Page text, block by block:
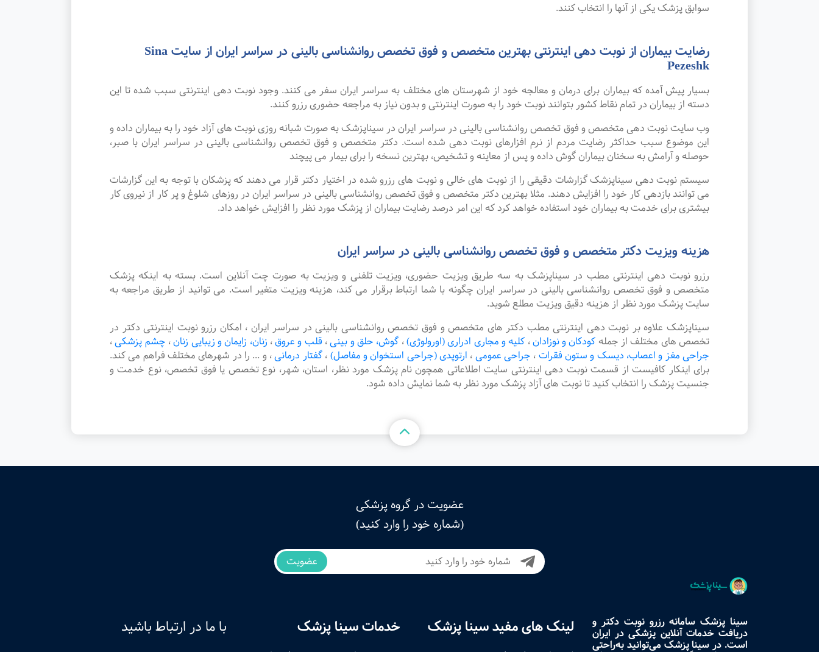
سوابق پزشک یکی از آنها را انتخاب کنند.
رضایت بیماران از نوبت دهی اینترنتی بهترین متخصص و فوق تخصص روانشناسی بالینی در سراسر ایران از سایت Sina
Pezeshk
بسیار پیش آمده که بیماران برای درمان و معالجه خود از شهرستان های مختلف به سراسر ایران سفر می کنند. وجود نوبت دهی اینترنتی سبب شده تا این
دسته از بیماران در تمام نقاط کشور بتوانند نوبت خود را به صورت اینترنتی و بدون نیاز به مراجعه حضوری رزرو کنند.
وب سایت نوبت دهی متخصص و فوق تخصص روانشناسی بالینی در سراسر ایران در سیناپزشک به صورت شبانه روزی نوبت های آزاد خود را به بیماران داده و
این موضوع سبب حداکثر رضایت مردم از نرم افزارهای نوبت دهی شده است. دکتر متخصص و فوق تخصص روانشناسی بالینی در سراسر ایران با صبر،
حوصله و آرامش به سخنان بیماران گوش داده و پس از معاینه و تشخیص، بهترین نسخه را برای بیمار می پیچند
سیستم نوبت دهی سیناپزشک گزارشات دقیقی را از نوبت های خالی و نوبت های رزرو شده در اختیار دکتر قرار می دهند که پزشکان با توجه به این گزارشات
می توانند بازدهی کار خود را افزایش دهند. مثلا بهترین دکتر متخصص و فوق تخصص روانشناسی بالینی در سراسر ایران در روزهای شلوغ و پر کار از نیروی کار
بیشتری برای خدمت به بیماران خود استفاده خواهد کرد که این امر درصد رضایت بیماران از پزشک مورد نظر را افزایش خواهد داد.
هزینه ویزیت دکتر متخصص و فوق تخصص روانشناسی بالینی در سراسر ایران
رزرو نوبت دهی اینترنتی مطب در سیناپزشک به سه طریق ویزیت حضوری، ویزیت تلفنی و ویزیت به صورت چت آنلاین است. بسته به اینکه پزشک
متخصص و فوق تخصص روانشناسی بالینی در سراسر ایران چگونه با شما ارتباط برقرار می کند، هزینه ویزیت متغیر است. می توانید از طریق مراجعه به
سایت پزشک مورد نظر از هزینه دقیق ویزیت مطلع شوید.
سیناپزشک علاوه بر نوبت دهی اینترنتی مطب دکتر های متخصص و فوق تخصص روانشناسی بالینی در سراسر ایران ، امکان رزرو نوبت اینترنتی دکتر در
تخصص های مختلف از جمله کودکان و نوزادان، کلیه و مجاری ادراری (اورولوژی)، گوش، حلق و بینی، قلب و عروق، زنان، زایمان و زیبایی زنان، چشم پزشکی،
جراحی مغز و اعصاب، دیسک و ستون فقرات ، جراحی عمومی ، ارتوپدی (جراحی استخوان و مفاصل) ،گفتار درمانی، و ... را در شهرهای مختلف فراهم می کند.
برای اینکار کافیست از قسمت نوبت دهی اینترنتی سایت اطلاعاتی همچون نام پزشک مورد نظر، استان، شهر، نوع تخصص یا فوق تخصص، نوع خدمت و
جنسیت پزشک را انتخاب کنید تا نوبت های آزاد پزشک مورد نظر به شما نمایش داده شود.
عضویت در گروه پزشکی
(شماره خود را وارد کنید)
عضویت
سینا پزشک سامانه رزرو نوبت دکتر و
دریافت خدمات آنلاین پزشکی در ایران
است. در سینا پزشک می‌توانید به‌راحتی
لینک های مفید سینا پزشک خدمات سینا پزشک با ما در ارتباط باشید